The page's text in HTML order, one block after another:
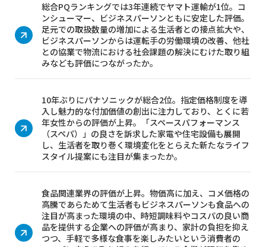
総合PQランキングでは3年連続でヤマト運輸が1位。コ
ンシューマー、ビジネスパーソンともに安定した評価。
足元での取扱数量の増加による生活者との接点拡大や、
ビジネスパーソンからは運転手の労働環境の改善、他社
との協業で物流における社会課題の解決にむけた取り組
みなども評価につながったか。
10年ぶりにパナソニックが総合2位。指定価格制度を導
入し魅力的な付加価値の創出に注力しており、とくに若
年女性からの評価が上昇。「スペースパフォーマンス
（スペパ）」の良さを訴求した家電や住宅設備も展開
し、生活者を取り巻く環境変化をとらえた新たなライフ
スタイル提案にも注目が集まったか。
食品関連業界の評価が上昇。物価高に加え、コメ価格の
高騰であらためて生活者もビジネスパーソンも食品への
注目が高まった環境の中、時短調味料やコスパの良い商
品を提供する企業への評価が高まり、家計の負担を抑え
つつ、手軽で多様な食事を楽しみたいという消費者の